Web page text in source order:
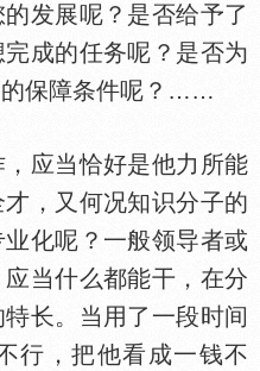
发展呢？是否给予了
成的任务呢？是否为
的保障条件呢？……
应当恰好是他力所能
，又何况知识分子的
化呢？一般领导者或
当什么都能干，在分
长。当用了一段时间
行，把他看成一钱不